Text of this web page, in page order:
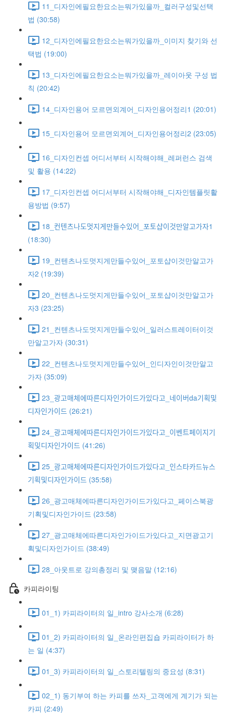
11_디자인에필요한요소는뭐가있을까_컬러구성및선택
법 (30:58)
12_디자인에필요한요소는뭐가있을까_이미지 찾기와 선
택법 (19:00)
13_디자인에필요한요소는뭐가있을까_레이아웃 구성 법
칙 (20:42)
14_디자인용어 모르면외계어_디자인용어정리1 (20:01)
15_디자인용어 모르면외계어_디자인용어정리2 (23:05)
16_디자인컨셉 어디서부터 시작해야해_레퍼런스 검색
및 활용 (14:22)
17_디자인컨셉 어디서부터 시작해야해_디자인템플릿활
용방법 (9:57)
18_컨텐츠나도멋지게만들수있어_포토샵이것만알고가자1
(18:30)
19_컨텐츠나도멋지게만들수있어_포토샵이것만알고가
자2 (19:39)
20_컨텐츠나도멋지게만들수있어_포토샵이것만알고가
자3 (23:25)
21_컨텐츠나도멋지게만들수있어_일러스트레이터이것
만알고가자 (30:31)
22_컨텐츠나도멋지게만들수있어_인디자인이것만알고
가자 (35:09)
23_광고매체에따른디자인가이드가있다고_네이버da기획및
디자인가이드 (26:21)
24_광고매체에따른디자인가이드가있다고_이벤트페이지기
획및디자인가이드 (41:26)
25_광고매체에따른디자인가이드가있다고_인스타카드뉴스
기획및디자인가이드 (35:58)
26_광고매체에따른디자인가이드가있다고_페이스북광
기획및디자인가이드 (23:58)
27_광고매체에따른디자인가이드가있다고_지면광고기
획및디자인가이드 (38:49)
28_아웃트로 강의총정리 및 맺음말 (12:16)
카피라이팅
01_1) 카피라이터의 일_intro 강사소개 (6:28)
01_2) 카피라이터의 일_온라인편집숍 카피라이터가 하
는 일 (4:37)
01_3) 카피라이터의 일_스토리텔링의 중요성 (8:31)
02_1) 동기부여 하는 카피를 쓰자_고객에게 계기가 되는
카피 (2:49)